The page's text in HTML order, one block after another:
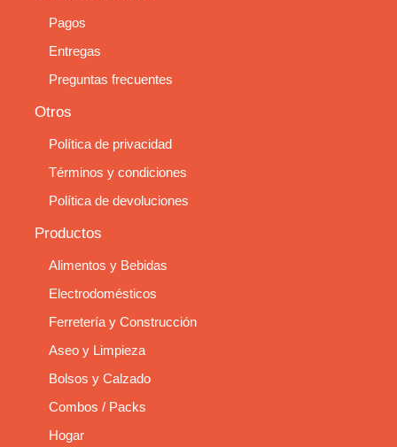
Pagos
Entregas
Preguntas frecuentes
Otros
Política de privacidad
Términos y condiciones
Política de devoluciones
Productos
Alimentos y Bebidas
Electrodomésticos
Ferretería y Construcción
Aseo y Limpieza
Bolsos y Calzado
Combos / Packs
Hogar